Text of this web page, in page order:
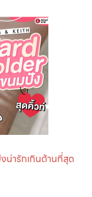
น่ารักเกินต้านที่สุด